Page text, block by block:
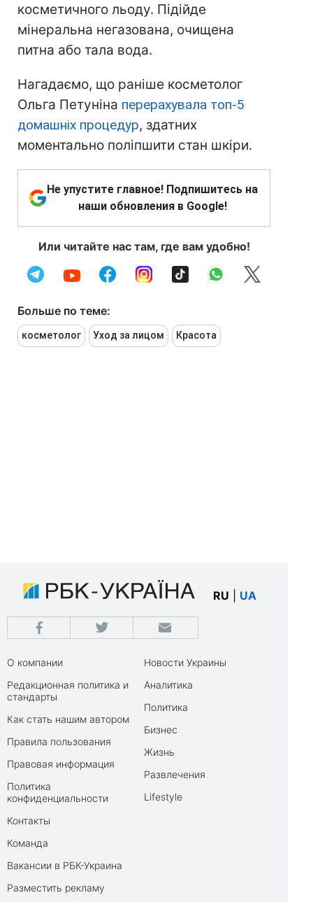
косметичного льоду. Підійде
мінеральна негазована, очищена
питна або тала вода.
Нагадаємо, що раніше косметолог
Ольга Петуніна перерахувала топ-5
домашніх процедур, здатних
моментально поліпшити стан шкіри.
Не упустите главное! Подпишитесь на
наши обновления в Google!
Или читайте нас там, где вам удобно!
Больше по теме:
косметолог Уход за лицом Красота
RU UA
О компании
Редакционная политика и
стандарты
Как стать нашим автором
Правила пользования
Правовая информация
Политика
конфиденциальности
Контакты
Команда
Вакансии в РБК-Украина
Разместить рекламу
Новости Украины
Аналитика
Политика
Бизнес
Жизнь
Развлечения
Lifestyle